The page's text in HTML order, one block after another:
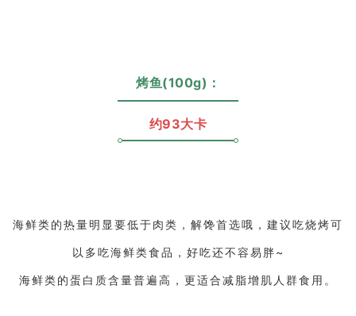
烤鱼(100g)：
约93大卡
海鲜类的热量明显要低于肉类，解馋首选哦，建议吃烧烤可
以多吃海鲜类食品，好吃还不容易胖~
海鲜类的蛋白质含量普遍高，更适合减脂增肌人群食用。